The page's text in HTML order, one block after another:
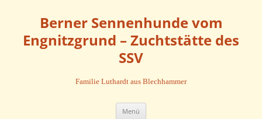
springenBerner Sennenhunde vom
Engnitzgrund – Zuchtstätte des
SSV
Familie Luthardt aus Blechhammer
Menü